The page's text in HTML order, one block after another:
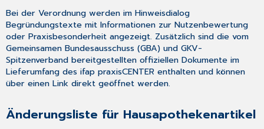
Bei der Verordnung werden im Hinweisdialog
Begründungstexte mit Informationen zur Nutzenbewertung
oder Praxisbesonderheit angezeigt. Zusätzlich sind die vom
Gemeinsamen Bundesausschuss (GBA) und GKV-
Spitzenverband bereitgestellten offiziellen Dokumente im
Lieferumfang des ifap praxisCENTER enthalten und können
über einen Link direkt geöffnet werden.
Änderungsliste für Hausapothekenartikel